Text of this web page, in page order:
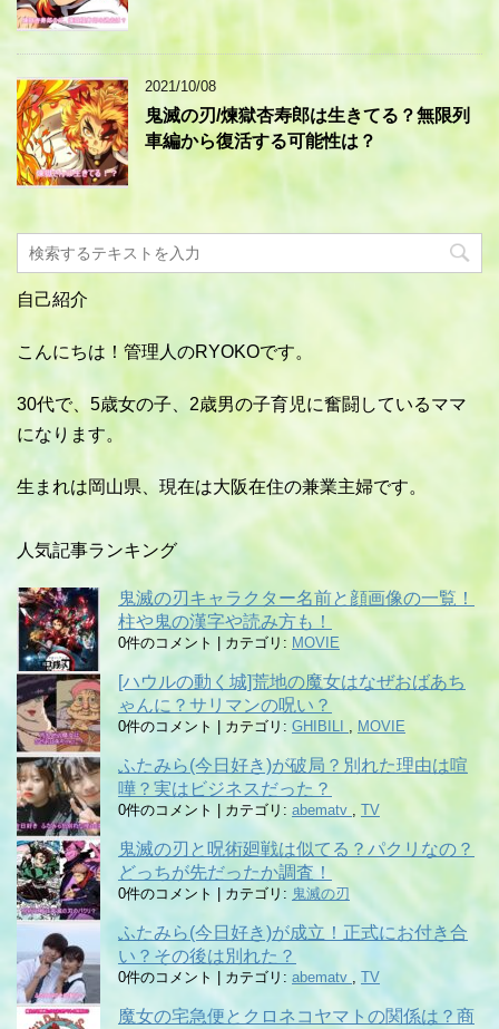
2021/10/08
鬼滅の刃/煉獄杏寿郎は生きてる？無限列
車編から復活する可能性は？
自己紹介
こんにちは！管理人のRYOKOです。
30代で、5歳女の子、2歳男の子育児に奮闘しているママ
になります。
生まれは岡山県、現在は大阪在住の兼業主婦です。
人気記事ランキング
鬼滅の刃キャラクター名前と顔画像の一覧！
柱や鬼の漢字や読み方も！
0件のコメント カテゴリ: MOVIE
[ハウルの動く城]荒地の魔女はなぜおばあち
ゃんに？サリマンの呪い？
0件のコメント カテゴリ: GHIBILI , MOVIE
ふたみら(今日好き)が破局？別れた理由は喧
嘩？実はビジネスだった？
0件のコメント カテゴリ: abematv , TV
鬼滅の刃と呪術廻戦は似てる？パクリなの？
どっちが先だったか調査！
0件のコメント カテゴリ: 鬼滅の刃
ふたみら(今日好き)が成立！正式にお付き合
い？その後は別れた？
0件のコメント カテゴリ: abematv , TV
魔女の宅急便とクロネコヤマトの関係は？商